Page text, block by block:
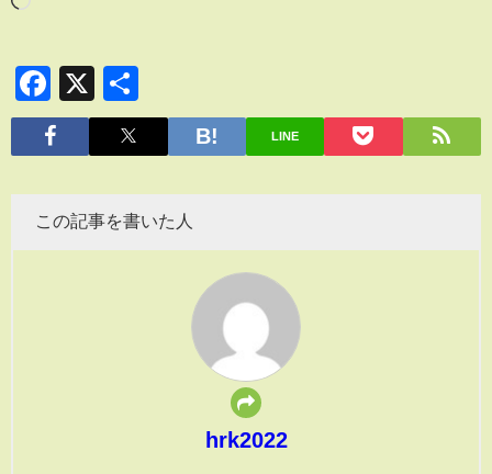
Facebook
X
有
LINE
この記事を書いた人
hrk2022